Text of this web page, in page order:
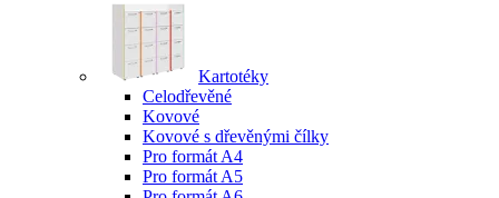
Kartotéky
Celodřevěné
Kovové
Kovové s dřevěnými čílky
Pro formát A4
Pro formát A5